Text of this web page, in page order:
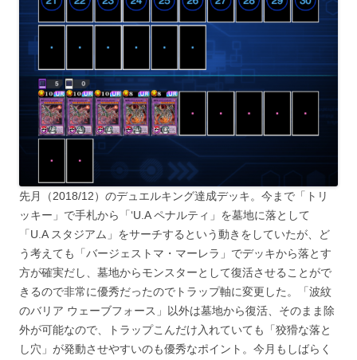
先月（2018/12）のデュエルキング達成デッキ。今まで「トリ
ッキー」で手札から「‘U.A ペナルティ」を墓地に落として
「U.A スタジアム」をサーチするという動きをしていたが、ど
う考えても「バージェストマ・マーレラ」でデッキから落とす
方が確実だし、墓地からモンスターとして復活させることがで
きるので非常に優秀だったのでトラップ軸に変更した。「波紋
のバリア ウェーブフォース」以外は墓地から復活、そのまま除
外が可能なので、トラップこんだけ入れていても「狡猾な落と
し穴」が発動させやすいのも優秀なポイント。今月もしばらく